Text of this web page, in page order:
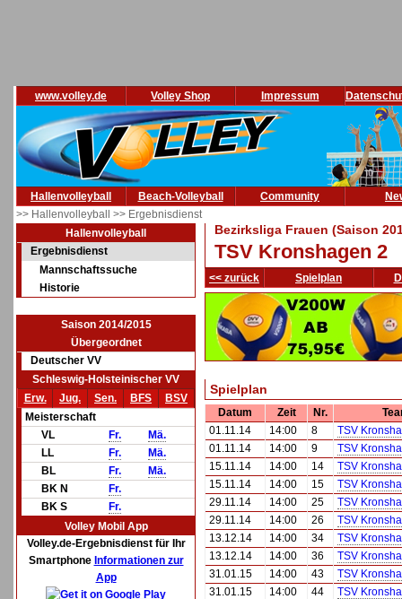
www.volley.de Volley Shop Impressum
Hallenvolleyball Beach-Volleyball Community
>> Hallenvolleyball >> Ergebnisdienst
Hallenvolleyball
Ergebnisdienst
Mannschaftssuche
Historie
Saison 2014/2015
Übergeordnet
Deutscher VV
Schleswig-Holsteinischer VV
Erw.
Jug. Sen. BFS
BSV
Meisterschaft
VL
Fr.
Mä.
LL
Fr.
Mä.
BL
Fr.
Mä.
BK N
Fr.
BK S
Fr.
Volley Mobil App
Volley.de-Ergebnisdienst für Ihr
Smartphone Informationen zur
App
Bezirksliga Frauen (Saison
TSV Kronshagen 2
<< zurück Spielplan
Spielplan
Datum Zeit Nr.
01.11.14
14:00 8
TSV
01.11.14
14:00 9
TSV
15.11.14
14:00 14
TSV
15.11.14
14:00 15
TSV
29.11.14
14:00 25
TSV
29.11.14
14:00 26
TSV
13.12.14
14:00 34
TSV
13.12.14
14:00 36
TSV
31.01.15
14:00 43
TSV
31.01.15
14:00 44
TSV